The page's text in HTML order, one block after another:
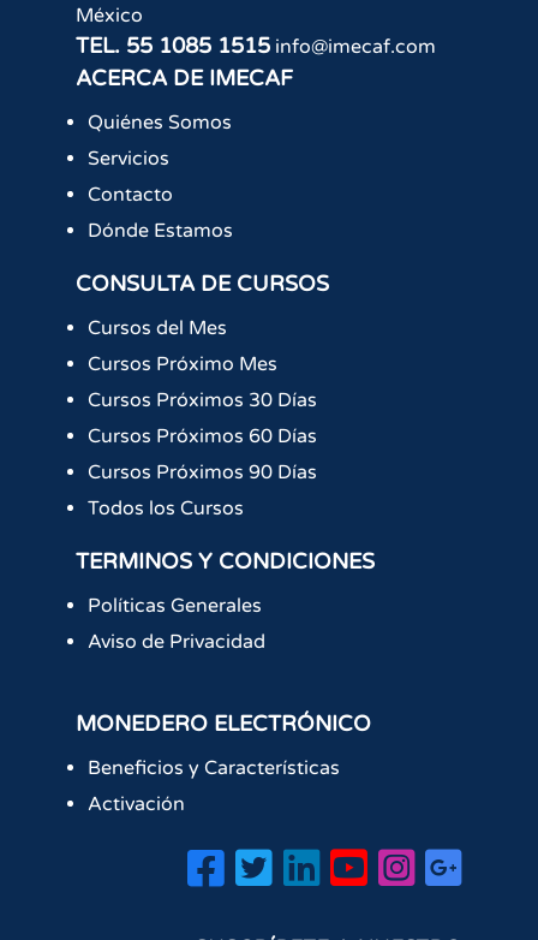
México
TEL. 55 1085 1515 info@imecaf.com
ACERCA DE IMECAF
Quiénes Somos
Servicios
Contacto
Dónde Estamos
CONSULTA DE CURSOS
Cursos del Mes
Cursos Próximo Mes
Cursos Próximos 30 Días
Cursos Próximos 60 Días
Cursos Próximos 90 Días
Todos los Cursos
TERMINOS Y CONDICIONES
Políticas Generales
Aviso de Privacidad
MONEDERO ELECTRÓNICO
Beneficios y Características
Activación